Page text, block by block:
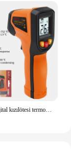
T400 Digital dijital kızılötesi termometre-50 ~ 600 ℃ lazer termometro Pyrometer Gun temassız lazer sıcaklık ölçer ölçer araçları